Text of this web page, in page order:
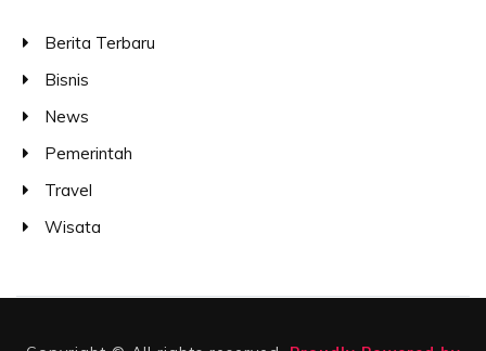
Berita Terbaru
Bisnis
News
Pemerintah
Travel
Wisata